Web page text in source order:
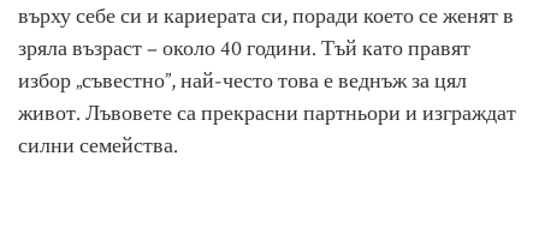
върху себе си и кариерата си, поради което се женят в
зряла възраст – около 40 години. Тъй като правят
избор „съвестно”, най-често това е веднъж за цял
живот. Лъвовете са прекрасни партньори и изграждат
силни семейства.